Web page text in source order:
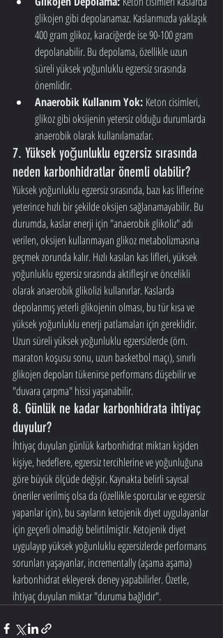
glikojen gibi depolanamaz. Kaslarımızda yaklaşık
400 gram glikoz, karaciğerde ise 90-100 gram
depolanabilir. Bu depolama, özellikle uzun
süreli yüksek yoğunluklu egzersiz sırasında
önemlidir.
Anaerobik Kullanım Yok: Keton cisimleri,
glikoz gibi oksijenin yetersiz olduğu durumlarda
anaerobik olarak kullanılamazlar.
7. Yüksek yoğunluklu egzersiz sırasında
neden karbonhidratlar önemli olabilir?
Yüksek yoğunluklu egzersiz sırasında, bazı kas liflerine
yeterince hızlı bir şekilde oksijen sağlanamayabilir. Bu
durumda, kaslar enerji için "anaerobik glikoliz" adı
verilen, oksijen kullanmayan glikoz metabolizmasına
geçmek zorunda kalır. Hızlı kasılan kas lifleri, yüksek
yoğunluklu egzersiz sırasında aktifleşir ve öncelikli
olarak anaerobik glikolizi kullanırlar. Kaslarda
depolanmış yeterli glikojenin olması, bu tür kısa ve
yüksek yoğunluklu enerji patlamaları için gereklidir.
Uzun süreli yüksek yoğunluklu egzersizlerde (örn.
maraton koşusu sonu, uzun basketbol maçı), sınırlı
glikojen depoları tükenirse performans düşebilir ve
"duvara çarpma" hissi yaşanabilir.
8. Günlük ne kadar karbonhidrata ihtiyaç
duyulur?
İhtiyaç duyulan günlük karbonhidrat miktarı kişiden
kişiye, hedeflere, egzersiz tercihlerine ve yoğunluğuna
göre büyük ölçüde değişir. Kaynakta belirli sayısal
öneriler verilmiş olsa da (özellikle sporcular ve egzersiz
yapanlar için), bu sayıların ketojenik diyet uygulayanlar
için geçerli olmadığı belirtilmiştir. Ketojenik diyet
uygulayıp yüksek yoğunluklu egzersizlerde performans
sorunları yaşayanlar, incrementally (aşama aşama)
karbonhidrat ekleyerek deney yapabilirler. Özetle,
ihtiyaç duyulan miktar "duruma bağlıdır".